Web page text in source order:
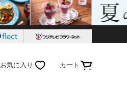
お気に入り カート